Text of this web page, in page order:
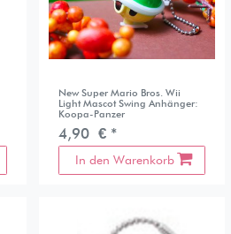
New Super Mario Bros. Wii
Light Mascot Swing Anhänger:
Koopa-Panzer
4,90 € *
In den Warenkorb